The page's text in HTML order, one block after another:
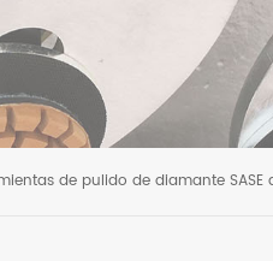
de pulido de diamante